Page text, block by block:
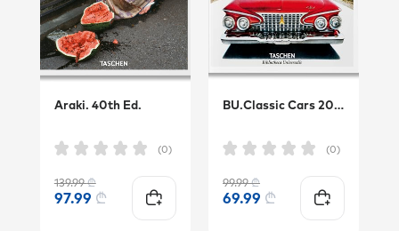
Araki. 40th Ed.
(0)
139.99₾
97.99 ₾
BU.Classic Cars 20th Century.INT
(0)
99.99₾
69.99 ₾